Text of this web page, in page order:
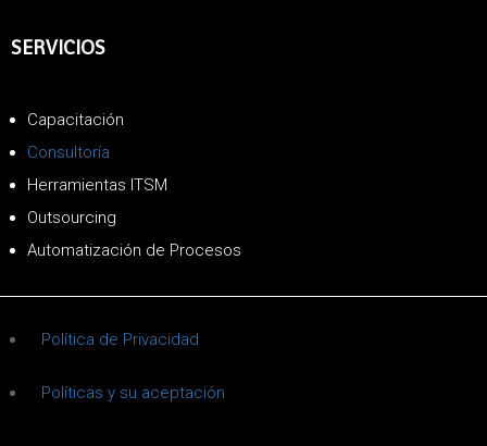
SERVICIOS
Capacitación
Consultoría
Herramientas ITSM
Outsourcing
Automatización de Procesos
Política de Privacidad
Políticas y su aceptación